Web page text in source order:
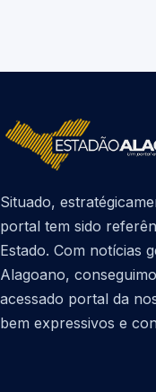
Situado,
portal tem sido
Estado. Com notícias
Alagoano,
acessado portal da
bem expressivos e